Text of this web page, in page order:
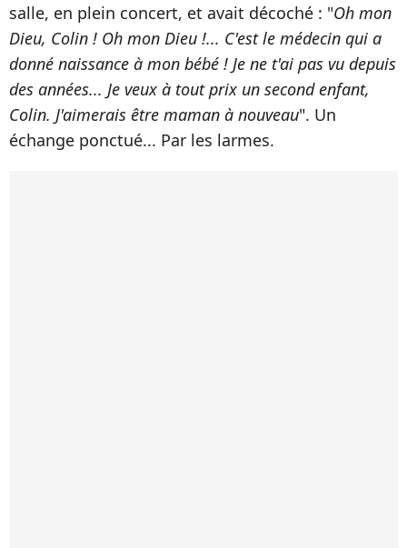
salle, en plein concert, et avait décoché : "Oh mon
Dieu, Colin ! Oh mon Dieu !... C'est le médecin qui a
donné naissance à mon bébé ! Je ne t'ai pas vu depuis
des années... Je veux à tout prix un second enfant,
Colin. J'aimerais être maman à nouveau". Un
échange ponctué... Par les larmes.